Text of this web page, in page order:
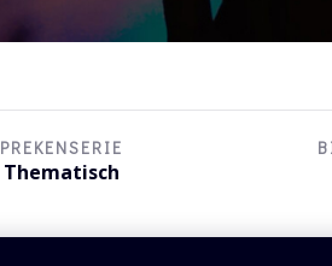
PREKENSERIE
Thematisch